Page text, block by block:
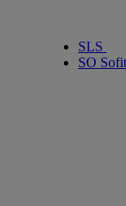
SLS
SO